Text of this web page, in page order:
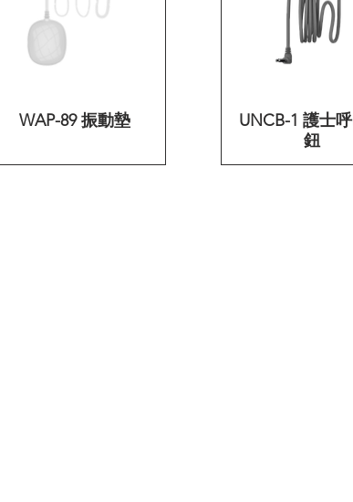
快速瀏覽
WAP-89 振動墊 快速瀏覽
UNCB-1 護士
鈕